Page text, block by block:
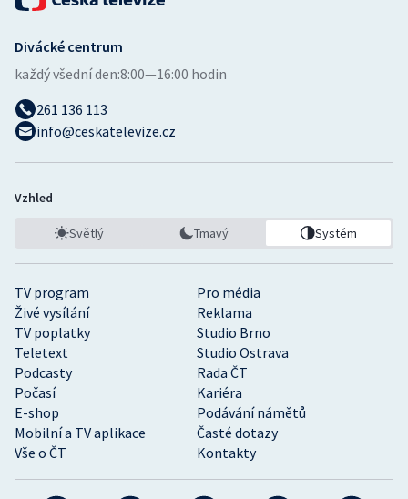
TV program
Pro média
Živé vysílání
Reklama
TV poplatky
Studio Brno
Teletext
Studio Ostrava
Podcasty
Rada ČT
Počasí
Kariéra
E-shop
Podávání námětů
Mobilní a TV aplikace
Časté dotazy
Vše o ČT
Kontakty
Divácké centrum
každý všední den:8:00—16:00 hodin
261 136 113
info@ceskatelevize.cz
Vzhled
Světlý Tmavý Systém